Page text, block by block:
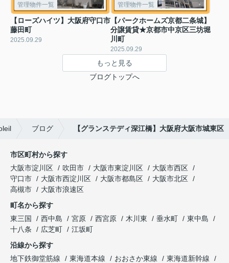
管理物件一覧
【ローズハイツ】大阪府守口市
藤田町
2025.09.29
管理物件一覧
【パークホームズ京都二条城】
分譲賃貸★京都市中京区三坊堀
川町
2025.09.29
もっと見る
ブログトップへ
ブログ 【グランステディ深江橋】大阪府大阪市城東区
市区町村から探す
大阪市淀川区
吹田市 大阪市東淀川区
大阪市西区
守口市
大阪市西淀川区 大阪市都島区
大阪市北区
高槻市
大阪市浪速区
町名から探す
東三国
西中島 宮原 西宮原 木川東 垂水町
東中島
十八条
広芝町
江坂町
沿線から探す
地下鉄御堂筋線
東海道本線 おおさか東線
東海道新幹線